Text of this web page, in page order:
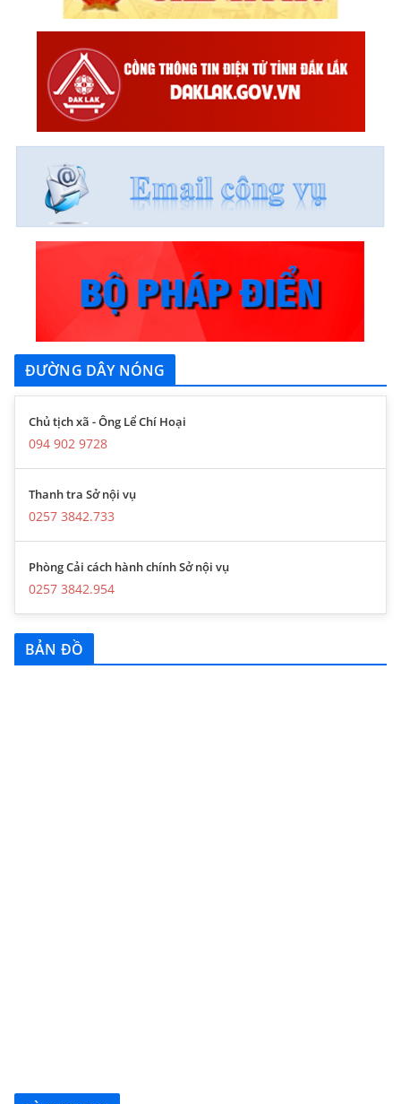
ĐƯỜNG DÂY NÓNG
Chủ tịch xã - Ông Lể Chí Hoại
094 902 9728
Thanh tra Sở nội vụ
0257 3842.733
Phòng Cải cách hành chính Sở nội vụ
0257 3842.954
BẢN ĐỒ